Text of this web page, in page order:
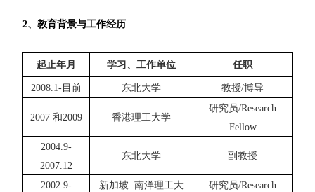
2、教育背景与工作经历
起止年月 学习、工作单位 任职
2008.1-目前 东北大学 教授/博导
2007 和2009 香港理工大学
研究员/Research
Fellow
2004.9-
2007.12
东北大学 副教授
2002.9-
新加坡 南洋理工大
研究员/Research